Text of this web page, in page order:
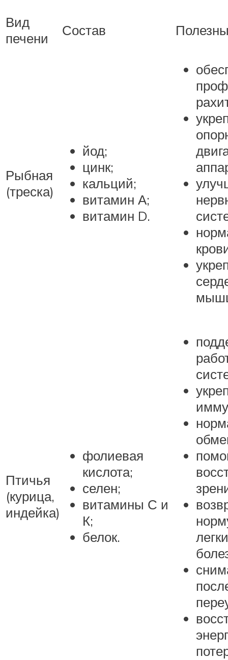
Вид
печени
Состав
Рыбная
(треска)
йод;
цинк;
кальций;
витамин А;
витамин D.
Птичья
(курица,
индейка)
фолиевая
кислота;
селен;
витамины С и
К;
белок.